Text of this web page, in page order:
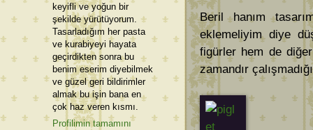
Beril hanım
eklemeliyim diye
figürler hem de
zamandır
keyifli ve yoğun bir
şekilde yürütüyorum.
Tasarladığım her pasta
ve kurabiyeyi hayata
geçirdikten sonra bu
benim eserim diyebilmek
ve güzel geri bildirimler
almak bu işin bana en
çok haz veren kısmı.
Profilimin tamamını